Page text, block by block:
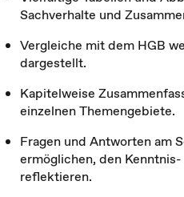
Sachverhalte und
Vergleiche mit dem HGB
dargestellt.
Kapitelweise
einzelnen Themengebiete.
Fragen und Antworten am
ermöglichen, den
reflektieren.